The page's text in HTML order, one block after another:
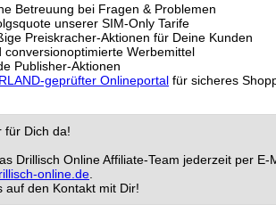
Betreuung bei Fragen & Problemen
unserer SIM-Only Tarife
Preiskracher-Aktionen für Deine Kunden
conversionoptimierte Werbemittel
Publisher-Aktionen
geprüfter Onlineportal für sicheres
für Dich da!
Drillisch Online Affiliate-Team jederzeit per E-
online.de
auf den Kontakt mit Dir!